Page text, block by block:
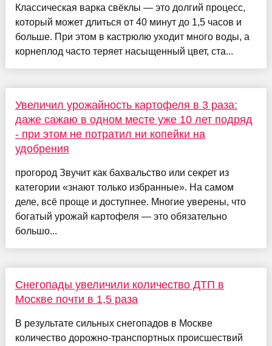
Классическая варка свёклы — это долгий процесс,
который может длиться от 40 минут до 1,5 часов и
больше. При этом в кастрюлю уходит много воды, а
корнеплод часто теряет насыщенный цвет, ста...
Увеличил урожайность картофеля в 3 раза:
даже сажаю в одном месте уже 10 лет подряд
- при этом не потратил ни копейки на
удобрения
прогород Звучит как бахвальство или секрет из
категории «знают только избранные». На самом
деле, всё проще и доступнее. Многие уверены, что
богатый урожай картофеля — это обязательно
большо...
Снегопады увеличили количество ДТП в
Москве почти в 1,5 раза
В результате сильных снегопадов в Москве
количество дорожно-транспортных происшествий